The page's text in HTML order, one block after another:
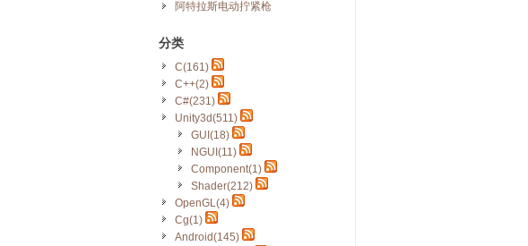
阿特拉斯电动拧紧枪
分类
C(161)
C++(2)
C#(231)
Unity3d(511)
GUI(18)
NGUI(11)
Component(1)
Shader(212)
OpenGL(4)
Cg(1)
Android(145)